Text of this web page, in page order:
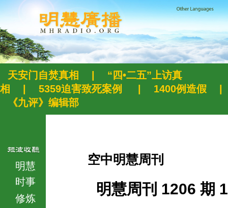
天安门自焚真相
“四•二五”上访真
相
5359迫害致死案例 1400例造假
《九评》编辑部
明慧
时事
修炼
空中明慧周刊
明慧周刊 1206 期